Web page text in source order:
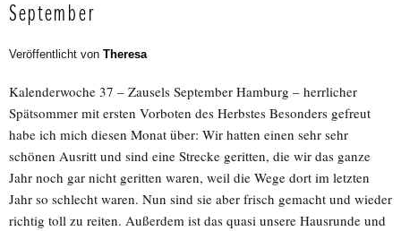
September
Veröffentlicht von Theresa
Kalenderwoche 37 – Zausels September Hamburg – herrlicher
Spätsommer mit ersten Vorboten des Herbstes Besonders gefreut
habe ich mich diesen Monat über: Wir hatten einen sehr sehr
schönen Ausritt und sind eine Strecke geritten, die wir das ganze
Jahr noch gar nicht geritten waren, weil die Wege dort im letzten
Jahr so schlecht waren. Nun sind sie aber frisch gemacht und wieder
richtig toll zu reiten. Außerdem ist das quasi unsere Hausrunde und